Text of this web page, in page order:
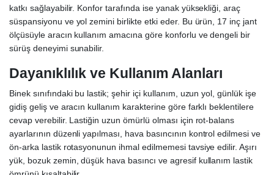
katkı sağlayabilir. Konfor tarafında ise yanak yüksekliği, araç
süspansiyonu ve yol zemini birlikte etki eder. Bu ürün, 17 inç jant
ölçüsüyle aracın kullanım amacına göre konforlu ve dengeli bir
sürüş deneyimi sunabilir.
Dayanıklılık ve Kullanım Alanları
Binek sınıfındaki bu lastik; şehir içi kullanım, uzun yol, günlük işe
gidiş geliş ve aracın kullanım karakterine göre farklı beklentilere
cevap verebilir. Lastiğin uzun ömürlü olması için rot-balans
ayarlarının düzenli yapılması, hava basıncının kontrol edilmesi ve
ön-arka lastik rotasyonunun ihmal edilmemesi tavsiye edilir. Aşırı
yük, bozuk zemin, düşük hava basıncı ve agresif kullanım lastik